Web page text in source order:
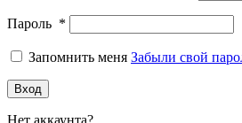
Пароль *
Запомнить меня Забыли свой
Вход